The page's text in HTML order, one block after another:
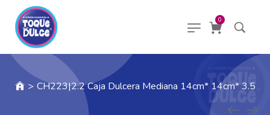
0
> CH223|2.2 Caja Dulcera Mediana 14cm* 14cm* 3.5